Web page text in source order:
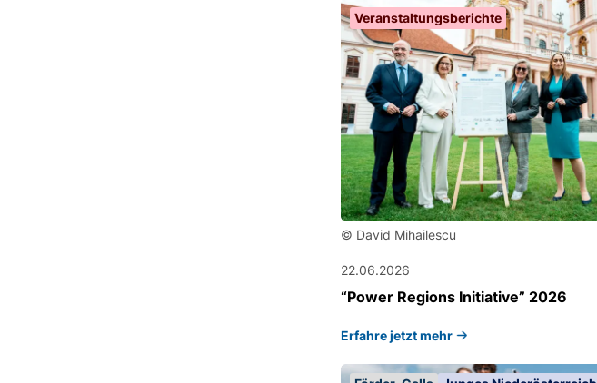
Veranstaltungsberichte
© David Mihailescu
22.06.2026
“Power Regions Initiative” 2026
Erfahre jetzt mehr